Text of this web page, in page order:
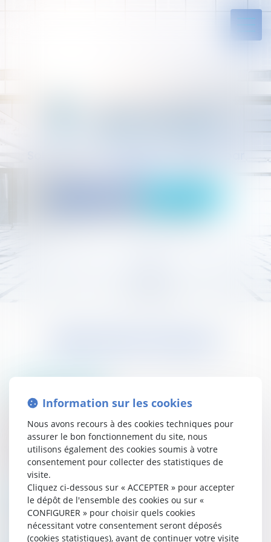
JURISGUYANE
46 avenue de la Liberté
Tél : 05 94 29 45 35
Fax : 05 94 29 17 48
N° SIRET : 40820774400033
DIRECTEUR DE LA PUBLICATION
Me Patrick LINGIBÉ
Information sur les cookies
Nous avons recours à des cookies techniques pour
assurer le bon fonctionnement du site, nous
utilisons également des cookies soumis à votre
consentement pour collecter des statistiques de
visite.
Cliquez ci-dessous sur « ACCEPTER » pour accepter
le dépôt de l'ensemble des cookies ou sur «
CONFIGURER » pour choisir quels cookies
nécessitant votre consentement seront déposés
(cookies statistiques), avant de continuer votre visite